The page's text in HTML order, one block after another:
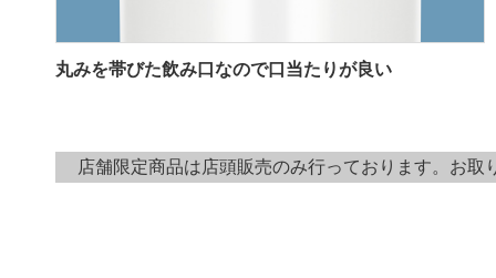
丸みを帯びた飲み口なので口当たりが良い
店舗限定商品は店頭販売のみ行っております。お